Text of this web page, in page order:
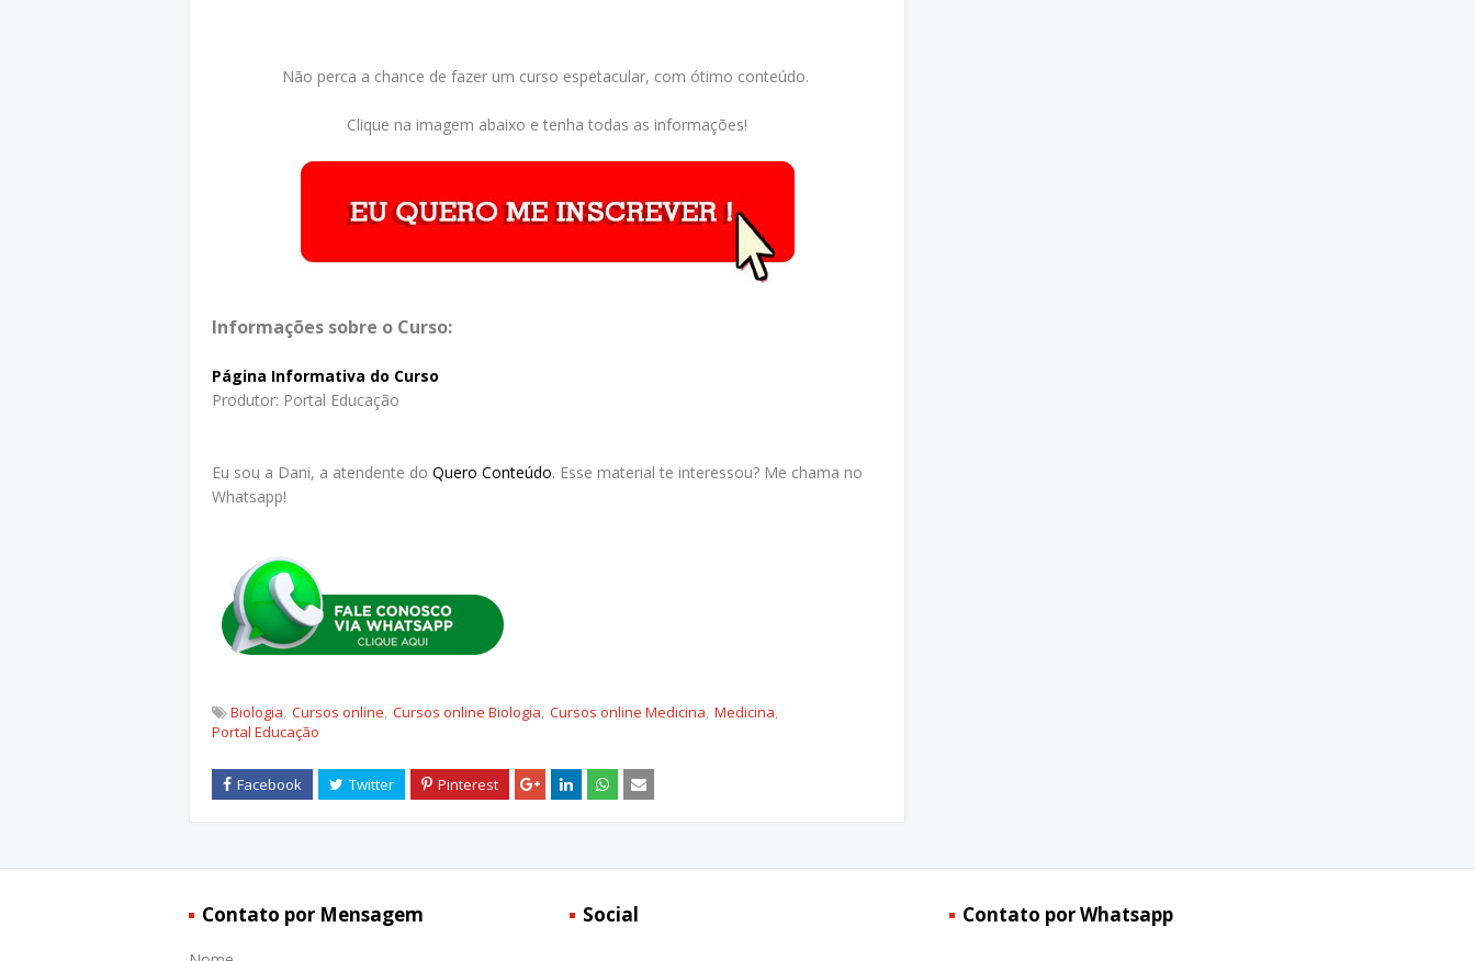
Não perca a chance de fazer um curso espetacular, com ótimo conteúdo.
Clique na imagem abaixo e tenha todas as informações!
Informações sobre o Curso:
Página Informativa do Curso
Produtor: Portal Educação
Eu sou a Dani, a atendente do Quero Conteúdo. Esse material te interessou? Me chama no
Whatsapp!
Biologia Cursos online Cursos online Biologia Cursos online Medicina Medicina
Portal Educação
Contato por Mensagem Social Contato por Whatsapp